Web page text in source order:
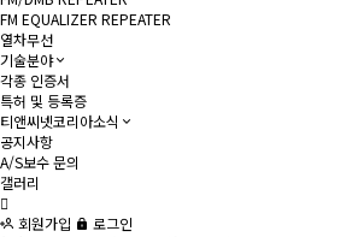
FM EQUALIZER REPEATER
열차무선
기술분야
각종 인증서
특허 및 등록증
티앤씨넷코리아소식
공지사항
A/S보수 문의
갤러리
회원가입
로그인